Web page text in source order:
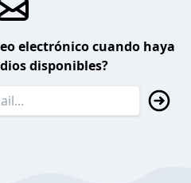
electrónico cuando haya
disponibles?